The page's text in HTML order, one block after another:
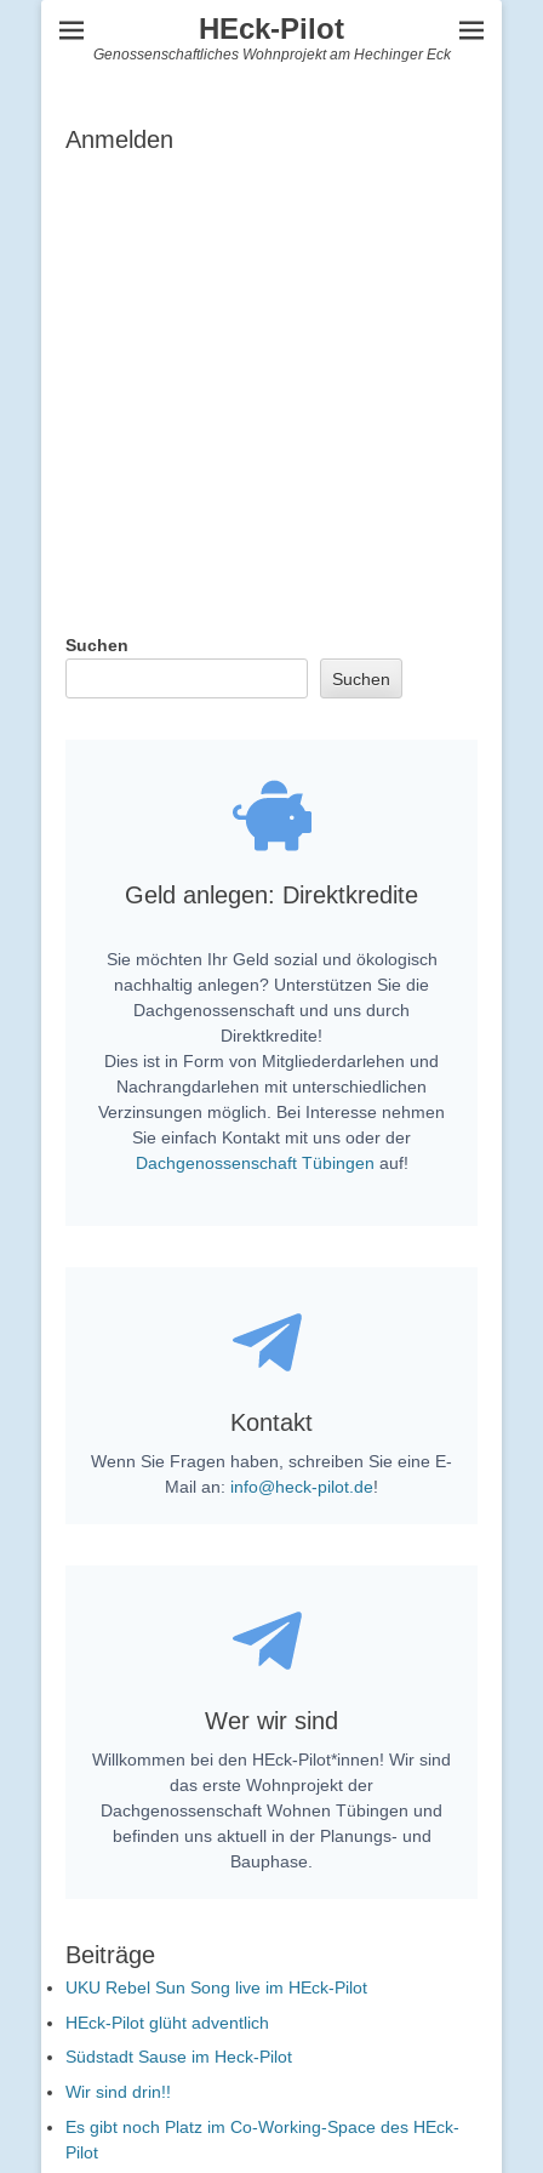
HEck-Pilot
Genossenschaftliches Wohnprojekt am Hechinger Eck
Anmelden
Suchen
Suchen
Geld anlegen: Direktkredite
Sie möchten Ihr Geld sozial und ökologisch
nachhaltig anlegen? Unterstützen Sie die
Dachgenossenschaft und uns durch
Direktkredite!
Dies ist in Form von Mitgliederdarlehen und
Nachrangdarlehen mit unterschiedlichen
Verzinsungen möglich. Bei Interesse nehmen
Sie einfach Kontakt mit uns oder der
Dachgenossenschaft Tübingen auf!
Kontakt
Wenn Sie Fragen haben, schreiben Sie eine E-
Mail an: info@heck-pilot.de!
Wer wir sind
Willkommen bei den HEck-Pilot*innen! Wir sind
das erste Wohnprojekt der
Dachgenossenschaft Wohnen Tübingen und
befinden uns aktuell in der Planungs- und
Bauphase.
Beiträge
UKU Rebel Sun Song live im HEck-Pilot
HEck-Pilot glüht adventlich
Südstadt Sause im Heck-Pilot
Wir sind drin!!
Es gibt noch Platz im Co-Working-Space des HEck-
Pilot